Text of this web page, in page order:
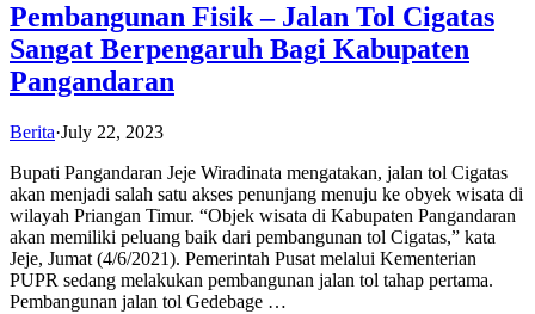
Pembangunan Fisik – Jalan Tol Cigatas
Sangat Berpengaruh Bagi Kabupaten
Pangandaran
Berita·July 22, 2023
Bupati Pangandaran Jeje Wiradinata mengatakan, jalan tol Cigatas
akan menjadi salah satu akses penunjang menuju ke obyek wisata di
wilayah Priangan Timur. “Objek wisata di Kabupaten Pangandaran
akan memiliki peluang baik dari pembangunan tol Cigatas,” kata
Jeje, Jumat (4/6/2021). Pemerintah Pusat melalui Kementerian
PUPR sedang melakukan pembangunan jalan tol tahap pertama.
Pembangunan jalan tol Gedebage …